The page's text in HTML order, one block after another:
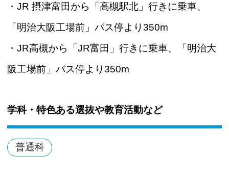
・JR 摂津富田から「高槻駅北」行きに乗車、
「明治大阪工場前」バス停より350m
・JR高槻から「JR富田」行きに乗車、「明治大
阪工場前」バス停より350m
学科・特色ある選抜や教育活動など
普通科